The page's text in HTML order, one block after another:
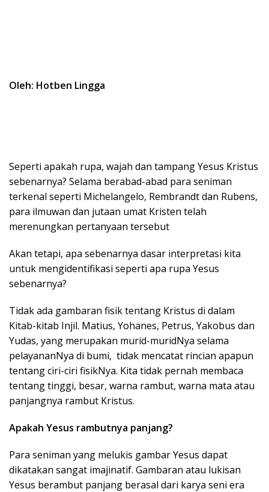
Oleh: Hotben Lingga
Seperti apakah rupa, wajah dan tampang Yesus Kristus
sebenarnya? Selama berabad-abad para seniman
terkenal seperti Michelangelo, Rembrandt dan Rubens,
para ilmuwan dan jutaan umat Kristen telah
merenungkan pertanyaan tersebut
Akan tetapi, apa sebenarnya dasar interpretasi kita
untuk mengidentifikasi seperti apa rupa Yesus
sebenarnya?
Tidak ada gambaran fisik tentang Kristus di dalam
Kitab-kitab Injil. Matius, Yohanes, Petrus, Yakobus dan
Yudas, yang merupakan murid-muridNya selama
pelayananNya di bumi, tidak mencatat rincian apapun
tentang ciri-ciri fisikNya. Kita tidak pernah membaca
tentang tinggi, besar, warna rambut, warna mata atau
panjangnya rambut Kristus.
Apakah Yesus rambutnya panjang?
Para seniman yang melukis gambar Yesus dapat
dikatakan sangat imajinatif. Gambaran atau lukisan
Yesus berambut panjang berasal dari karya seni era